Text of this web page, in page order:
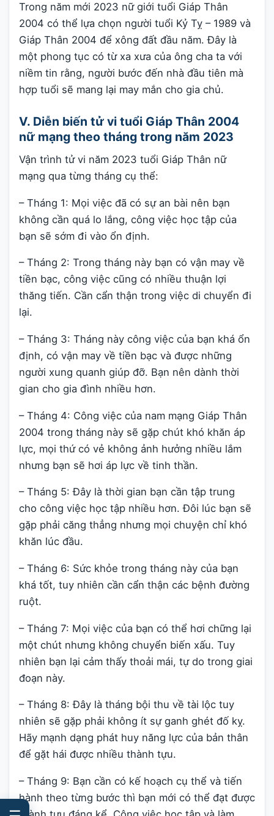
Trong năm mới 2023 nữ giới tuổi Giáp Thân
2004 có thể lựa chọn người tuổi Kỷ Tỵ – 1989 và
Giáp Thân 2004 để xông đất đầu năm. Đây là
một phong tục có từ xa xưa của ông cha ta với
niềm tin rằng, người bước đến nhà đầu tiên mà
hợp tuổi sẽ mang lại may mắn cho gia chủ.
V. Diễn biến tử vi tuổi Giáp Thân 2004
nữ mạng theo tháng trong năm 2023
Vận trình tử vi năm 2023 tuổi Giáp Thân nữ
mạng qua từng tháng cụ thể:
– Tháng 1: Mọi việc đã có sự an bài nên bạn
không cần quá lo lắng, công việc học tập của
bạn sẽ sớm đi vào ổn định.
– Tháng 2: Trong tháng này bạn có vận may về
tiền bạc, công việc cũng có nhiều thuận lợi
thăng tiến. Cần cẩn thận trong việc di chuyển đi
lại.
– Tháng 3: Tháng này công việc của bạn khá ổn
định, có vận may về tiền bạc và được những
người xung quanh giúp đỡ. Bạn nên dành thời
gian cho gia đình nhiều hơn.
– Tháng 4: Công việc của nam mạng Giáp Thân
2004 trong tháng này sẽ gặp chút khó khăn áp
lực, mọi thứ có vẻ không ảnh hưởng nhiều lắm
nhưng bạn sẽ hơi áp lực về tinh thần.
– Tháng 5: Đây là thời gian bạn cần tập trung
cho công việc học tập nhiều hơn. Đôi lúc bạn sẽ
gặp phải căng thẳng nhưng mọi chuyện chỉ khó
khăn lúc đầu.
– Tháng 6: Sức khỏe trong tháng này của bạn
khá tốt, tuy nhiên cần cẩn thận các bệnh đường
ruột.
– Tháng 7: Mọi việc của bạn có thể hơi chững lại
một chút nhưng không chuyển biến xấu. Tuy
nhiên bạn lại cảm thấy thoải mái, tự do trong giai
đoạn này.
– Tháng 8: Đây là tháng bội thu về tài lộc tuy
nhiên sẽ gặp phải không ít sự ganh ghét đố kỵ.
Hãy mạnh dạng phát huy năng lực của bản thân
để gặt hái được nhiều thành tựu.
– Tháng 9: Bạn cần có kế hoạch cụ thể và tiến
hành theo từng bước thì bạn mới có thể đạt được